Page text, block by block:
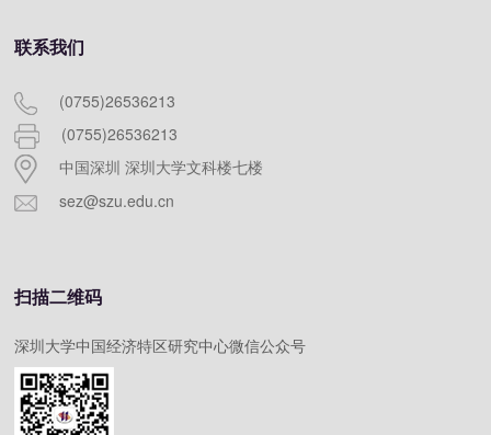
联系我们
(0755)26536213
(0755)26536213
中国深圳 深圳大学文科楼七楼
sez@szu.edu.cn
扫描二维码
深圳大学中国经济特区研究中心微信公众号